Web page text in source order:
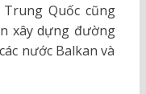
Quốc cũng
xây dựng đường
nước Balkan và